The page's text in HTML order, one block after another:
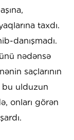
taxdı.
danışmadı.
nədənsə
saçlarının
bu ulduzun
onları görən